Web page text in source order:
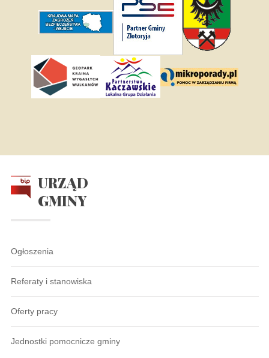
URZĄD
GMINY
Ogłoszenia
Referaty i stanowiska
Oferty pracy
Jednostki pomocnicze gminy